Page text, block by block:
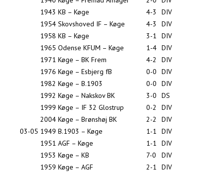
1943 KB – Køge 4-3
DIV
1954 Skovshoved IF – Køge 4-3
DIV
1958 KB – Køge 3-1
DIV
1965 Odense KFUM – Køge 1-4 DIV
1971 Køge – BK Frem 4-2
DIV
1976 Køge – Esbjerg fB 0-0
DIV
1982 Køge – B.1903 0-0
DIV
1992 Køge – Nakskov BK 3-0
DS
1999 Køge – IF 32 Glostrup 0-2
DIV
2004 Køge – Brønshøj BK 2-2
DIV
03-05 1949 B.1903 – Køge 1-1
DIV
1951 AGF – Køge 1-1
DIV
1953 Køge – KB 7-0
DIV
1959 Køge – AGF 2-1
DIV